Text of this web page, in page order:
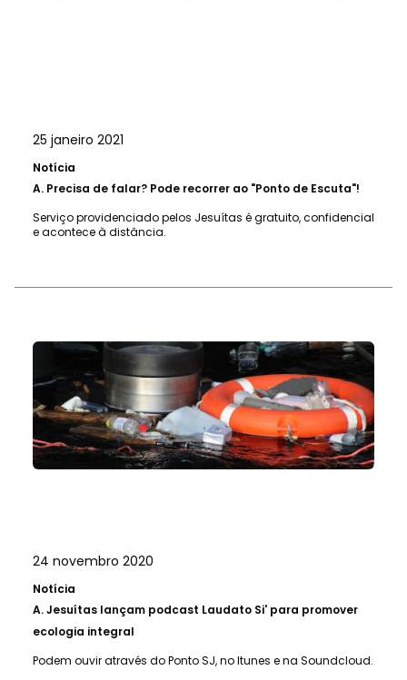
25 janeiro 2021
Notícia
A. Precisa de falar? Pode recorrer ao "Ponto de Escuta"!
Serviço providenciado pelos Jesuítas é gratuito, confidencial
e acontece à distância.
24 novembro 2020
Notícia
A.Jesuítas lançam podcast Laudato Si' para promover
ecologia integral
Podem ouvir através do Ponto SJ, no Itunes e na Soundcloud.